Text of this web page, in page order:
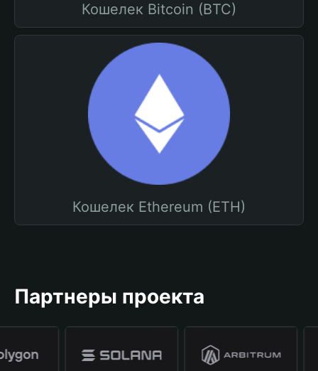
Кошелек Bitcoin (BTC)
Кошелек Ethereum (ETH)
Партнеры проекта